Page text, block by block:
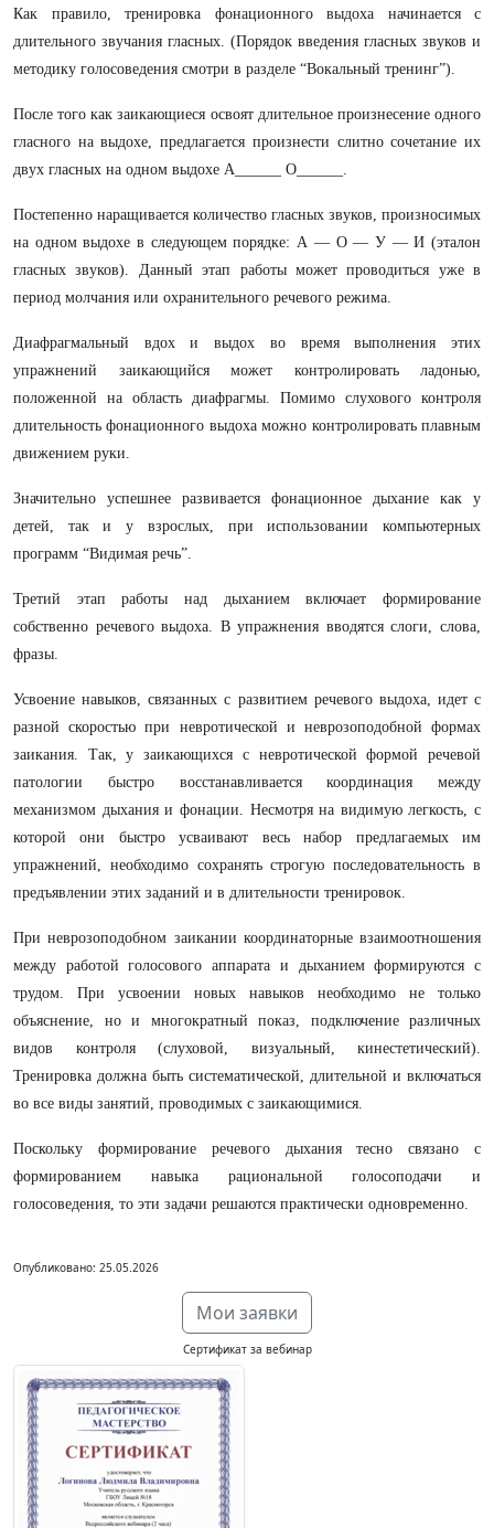
Как правило, тренировка фонационного выдоха начинается с
длительного звучания гласных. (Порядок введения гласных звуков и
методику голосоведения смотри в разделе “Вокальный тренинг”).
После того как заикающиеся освоят длительное произнесение одного
гласного на выдохе, предлагается произнести слитно сочетание их
двух гласных на одном выдохе А______ О______.
Постепенно наращивается количество гласных звуков, произносимых
на одном выдохе в следующем порядке: А — О — У — И (эталон
гласных звуков). Данный этап работы может проводиться уже в
период молчания или охранительного речевого режима.
Диафрагмальный вдох и выдох во время выполнения этих
упражнений заикающийся может контролировать ладонью,
положенной на область диафрагмы. Помимо слухового контроля
длительность фонационного выдоха можно контролировать плавным
движением руки.
Значительно успешнее развивается фонационное дыхание как у
детей, так и у взрослых, при использовании компьютерных
программ “Видимая речь”.
Третий этап работы над дыханием включает формирование
собственно речевого выдоха. В упражнения вводятся слоги, слова,
фразы.
Усвоение навыков, связанных с развитием речевого выдоха, идет с
разной скоростью при невротической и неврозоподобной формах
заикания. Так, у заикающихся с невротической формой речевой
патологии быстро восстанавливается координация между
механизмом дыхания и фонации. Несмотря на видимую легкость, с
которой они быстро усваивают весь набор предлагаемых им
упражнений, необходимо сохранять строгую последовательность в
предъявлении этих заданий и в длительности тренировок.
При неврозоподобном заикании координаторные взаимоотношения
между работой голосового аппарата и дыханием формируются с
трудом. При усвоении новых навыков необходимо не только
объяснение, но и многократный показ, подключение различных
видов контроля (слуховой, визуальный, кинестетический).
Тренировка должна быть систематической, длительной и включаться
во все виды занятий, проводимых с заикающимися.
Поскольку формирование речевого дыхания тесно связано с
формированием навыка рациональной голосоподачи и
голосоведения, то эти задачи решаются практически одновременно.
Опубликовано: 25.05.2026
Мои заявки
Сертификат за вебинар